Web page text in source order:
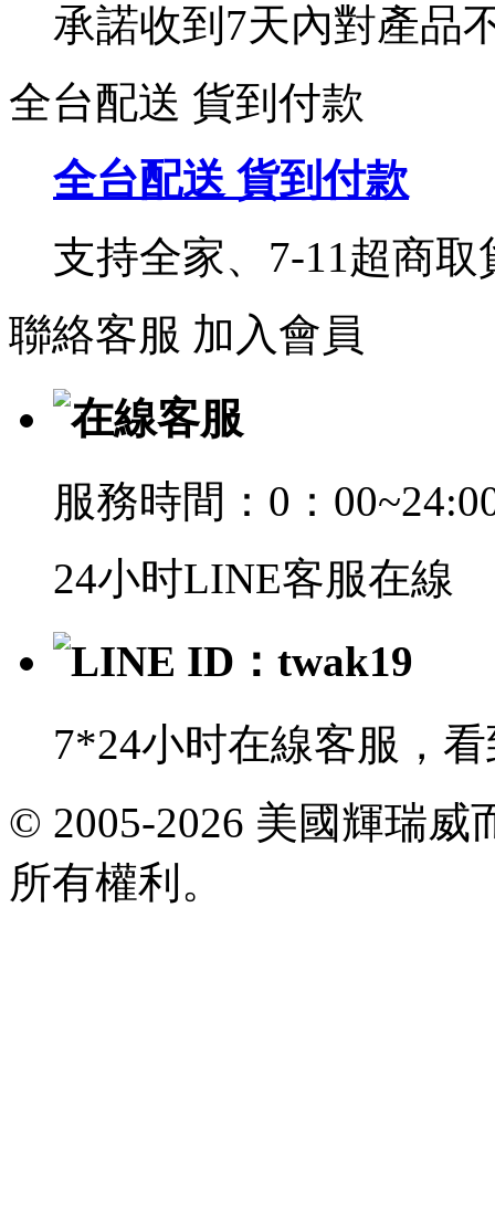
承諾收到7天內對產品
全台配送 貨到付款
全台配送 貨到付款
支持全家、7-11超商
聯絡客服 加入會員
在線客服
服務時間：0：
24小时LINE客服在線
LINE ID：twak19
7*24小时在線客服，
mail:
viagrataiwan@gmail.com
共
執
© 2005-2026 美國輝瑞
所有權利。